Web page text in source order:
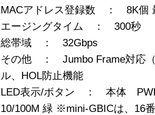
MACアドレス登録数 ： 8K個
エージングタイム ： 300秒
総帯域 ： 32Gbps
その他 ： Jumbo Frame対応（
ル、HOL防止機能
LED表示/ボタン ： 本体
10/100M 緑 ※mini-GBICは、16